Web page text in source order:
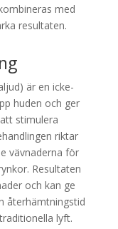
med
resultaten.
är en icke-
huden och ger
stimulera
riktar
vävnaderna för
Resultaten
och kan ge
återhämtningstid
lyft.